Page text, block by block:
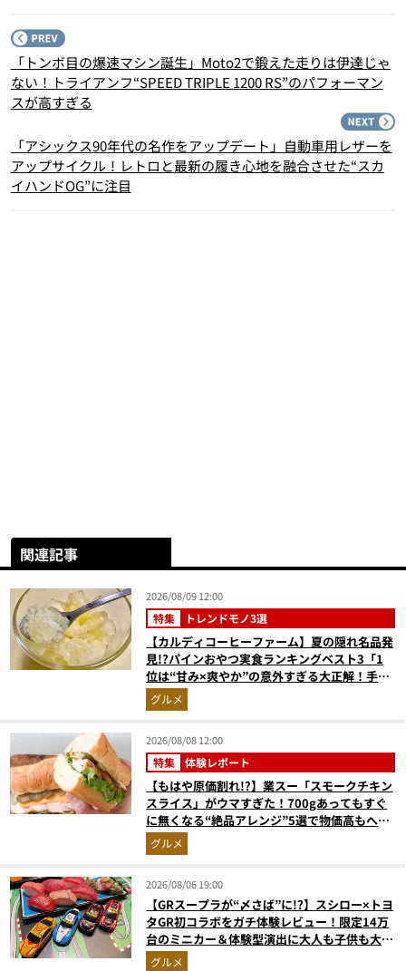
「トンボ目の爆速マシン誕生」Moto2で鍛えた走りは伊達じゃ
ない！トライアンフ“SPEED TRIPLE 1200 RS”のパフォーマン
スが高すぎる
「アシックス90年代の名作をアップデート」自動車用レザーを
アップサイクル！レトロと最新の履き心地を融合させた“スカ
イハンドOG”に注目
関連記事
2026/08/09 12:00
特集 トレンドモノ3選
【カルディコーヒーファーム】夏の隠れ名品発
見!?パインおやつ実食ランキングベスト3「1
位は“甘み×爽やか”の意外すぎる大正解！手が
止まらない『かりんとう』」
グルメ
2026/08/08 12:00
特集 体験レポート
【もはや原価割れ!?】業スー「スモークチキン
スライス」がウマすぎた！700gあってもすぐ
に無くなる“絶品アレンジ”5選で物価高もへっ
ちゃら
グルメ
2026/08/06 19:00
【GRスープラが“〆さば”に!?】スシロー×トヨ
タGR初コラボをガチ体験レビュー！限定14万
台のミニカー＆体験型演出に大人も子供も大興
奮間違いなし
グルメ